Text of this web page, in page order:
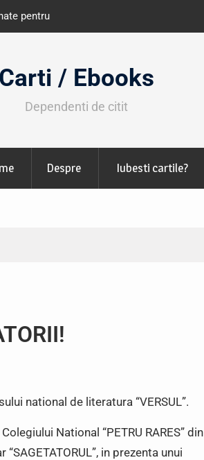
octombrie
Carti / Ebooks
Dependenti de citit
Despre Iubesti cartile?
national de literatura “VERSUL”.
National “PETRU RARES” din
in prezenta unui